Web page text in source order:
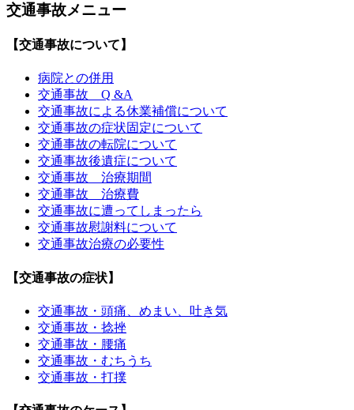
交通事故メニュー
【交通事故について】
病院との併用
交通事故 Q &A
交通事故による休業補償について
交通事故の症状固定について
交通事故の転院について
交通事故後遺症について
交通事故 治療期間
交通事故 治療費
交通事故に遭ってしまったら
交通事故慰謝料について
交通事故治療の必要性
【交通事故の症状】
交通事故・頭痛、めまい、吐き気
交通事故・捻挫
交通事故・腰痛
交通事故・むちうち
交通事故・打撲